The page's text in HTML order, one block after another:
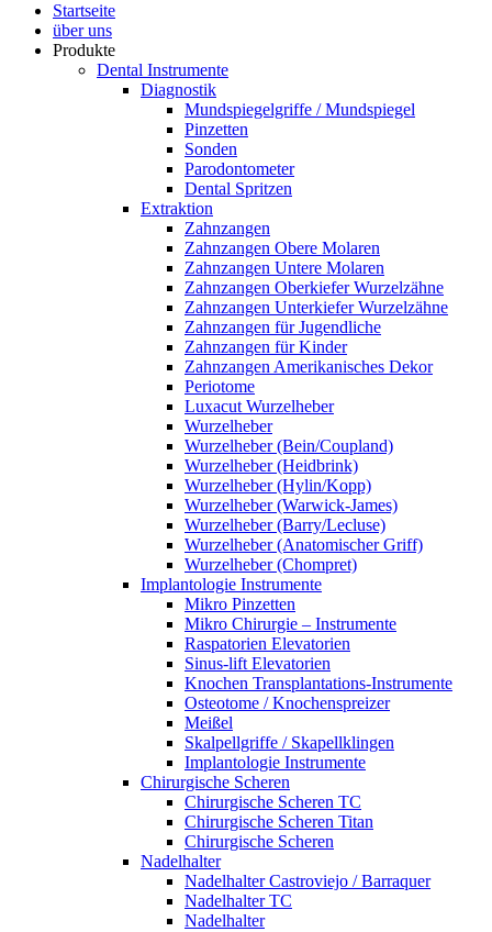
Startseite
über uns
Produkte
Dental Instrumente
Diagnostik
Mundspiegelgriffe / Mundspiegel
Pinzetten
Sonden
Parodontometer
Dental Spritzen
Extraktion
Zahnzangen
Zahnzangen Obere Molaren
Zahnzangen Untere Molaren
Zahnzangen Oberkiefer Wurzelzähne
Zahnzangen Unterkiefer Wurzelzähne
Zahnzangen für Jugendliche
Zahnzangen für Kinder
Zahnzangen Amerikanisches Dekor
Periotome
Luxacut Wurzelheber
Wurzelheber
Wurzelheber (Bein/Coupland)
Wurzelheber (Heidbrink)
Wurzelheber (Hylin/Kopp)
Wurzelheber (Warwick-James)
Wurzelheber (Barry/Lecluse)
Wurzelheber (Anatomischer Griff)
Wurzelheber (Chompret)
Implantologie Instrumente
Mikro Pinzetten
Mikro Chirurgie – Instrumente
Raspatorien Elevatorien
Sinus-lift Elevatorien
Knochen Transplantations-Instrumente
Osteotome / Knochenspreizer
Meißel
Skalpellgriffe / Skapellklingen
Implantologie Instrumente
Chirurgische Scheren
Chirurgische Scheren TC
Chirurgische Scheren Titan
Chirurgische Scheren
Nadelhalter
Nadelhalter Castroviejo / Barraquer
Nadelhalter TC
Nadelhalter